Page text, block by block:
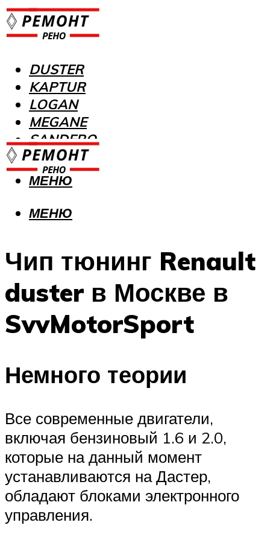
DUSTER
KAPTUR
LOGAN
MEGANE
SANDERO
МЕНЮ
МЕНЮ
Чип тюнинг Renault
duster в Москве в
SvvMotorSport
Немного теории
Все современные двигатели,
включая бензиновый 1.6 и 2.0,
которые на данный момент
устанавливаются на Дастер,
обладают блоками электронного
управления.